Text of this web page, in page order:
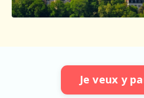
Je veux y